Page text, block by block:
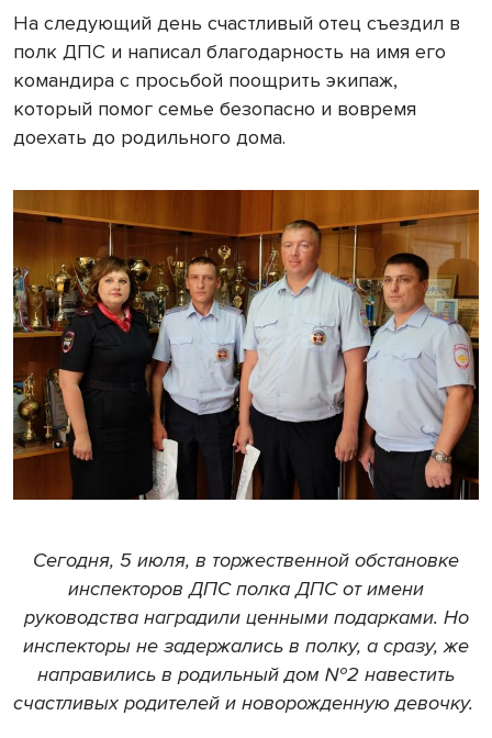
На следующий день счастливый отец съездил в
полк ДПС и написал благодарность на имя его
командира с просьбой поощрить экипаж,
который помог семье безопасно и вовремя
доехать до родильного дома.
Сегодня, 5 июля, в торжественной обстановке
инспекторов ДПС полка ДПС от имени
руководства наградили ценными подарками. Но
инспекторы не задержались в полку, а сразу, же
направились в родильный дом №2 навестить
счастливых родителей и новорожденную девочку.